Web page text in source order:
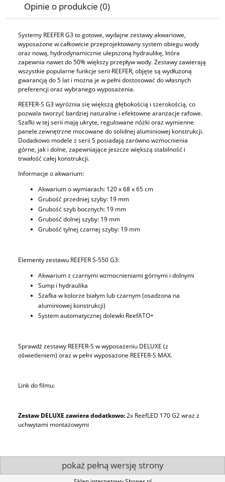
Opinie o produkcie (0)
Systemy REEFER G3 to gotowe, wydajne zestawy akwariowe,
wyposażone w całkowicie przeprojektowany system obiegu wody
oraz nową, hydrodynamicznie ulepszoną hydraulikę, która
zapewnia nawet do 50% większy przepływ wody. Zestawy zawierają
wszystkie popularne funkcje serii REEFER, objęte są wydłużoną
gwarancją do 5 lat i można je w pełni dostosować do własnych
preferencji oraz wybranego wyposażenia.
REEFER-S G3 wyróżnia się większą głębokością i szerokością, co
pozwala tworzyć bardziej naturalne i efektowne aranżacje rafowe.
Szafki w tej serii mają ukryte, regulowane nóżki oraz wymienne
panele zewnętrzne mocowane do solidnej aluminiowej konstrukcji.
Dodatkowo modele z serii S posiadają zarówno wzmocnienia
górne, jak i dolne, zapewniające jeszcze większą stabilność i
trwałość całej konstrukcji.
Informacje o akwarium:
Akwarium o wymiarach: 120 x 68 x 65 cm
Grubość przedniej szyby: 19 mm
Grubość szyb bocznych: 19 mm
Grubość dolnej szyby: 19 mm
Grubość tylnej czarnej szyby: 19 mm
Elementy zestawu REEFER S-550 G3:
Akwarium z czarnymi wzmocnieniami górnymi i dolnymi
Sump i hydraulika
Szafka w kolorze białym lub czarnym (osadzona na
aluminiowej konstrukcji)
System automatycznej dolewki ReefATO+
Sprawdź zestawy REEFER-S w wyposażeniu DELUXE (z
oświetleniem) oraz w pełni wyposażone REEFER-S MAX.
Link do filmu:
Zestaw DELUXE zawiera dodatkowo:2x ReefLED 170 G2 wraz z
uchwytami montażowymi
pokaż pełną wersję strony